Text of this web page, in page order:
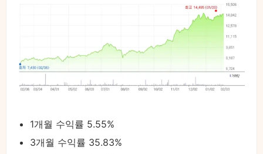
1개월 수익률 5.55%
3개월 수익률 35.83%